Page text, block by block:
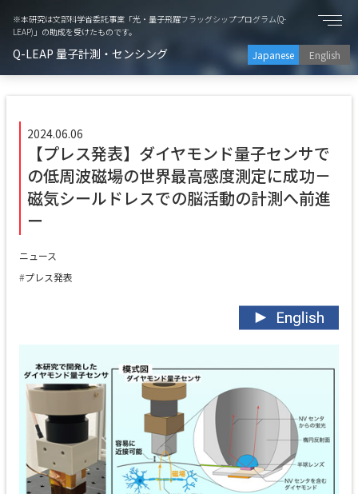
※本研究は文部科学省委託事業「光・量子飛躍フラッグシッププログラム(Q-
LEAP)」の助成を受けたものです。
Q-LEAP 量子計測・センシング Japanese English
2024.06.06
【プレス発表】ダイヤモンド量子センサで
の低周波磁場の世界最高感度測定に成功－
磁気シールドレスでの脳活動の計測へ前進
ー
ニュース
プレス発表